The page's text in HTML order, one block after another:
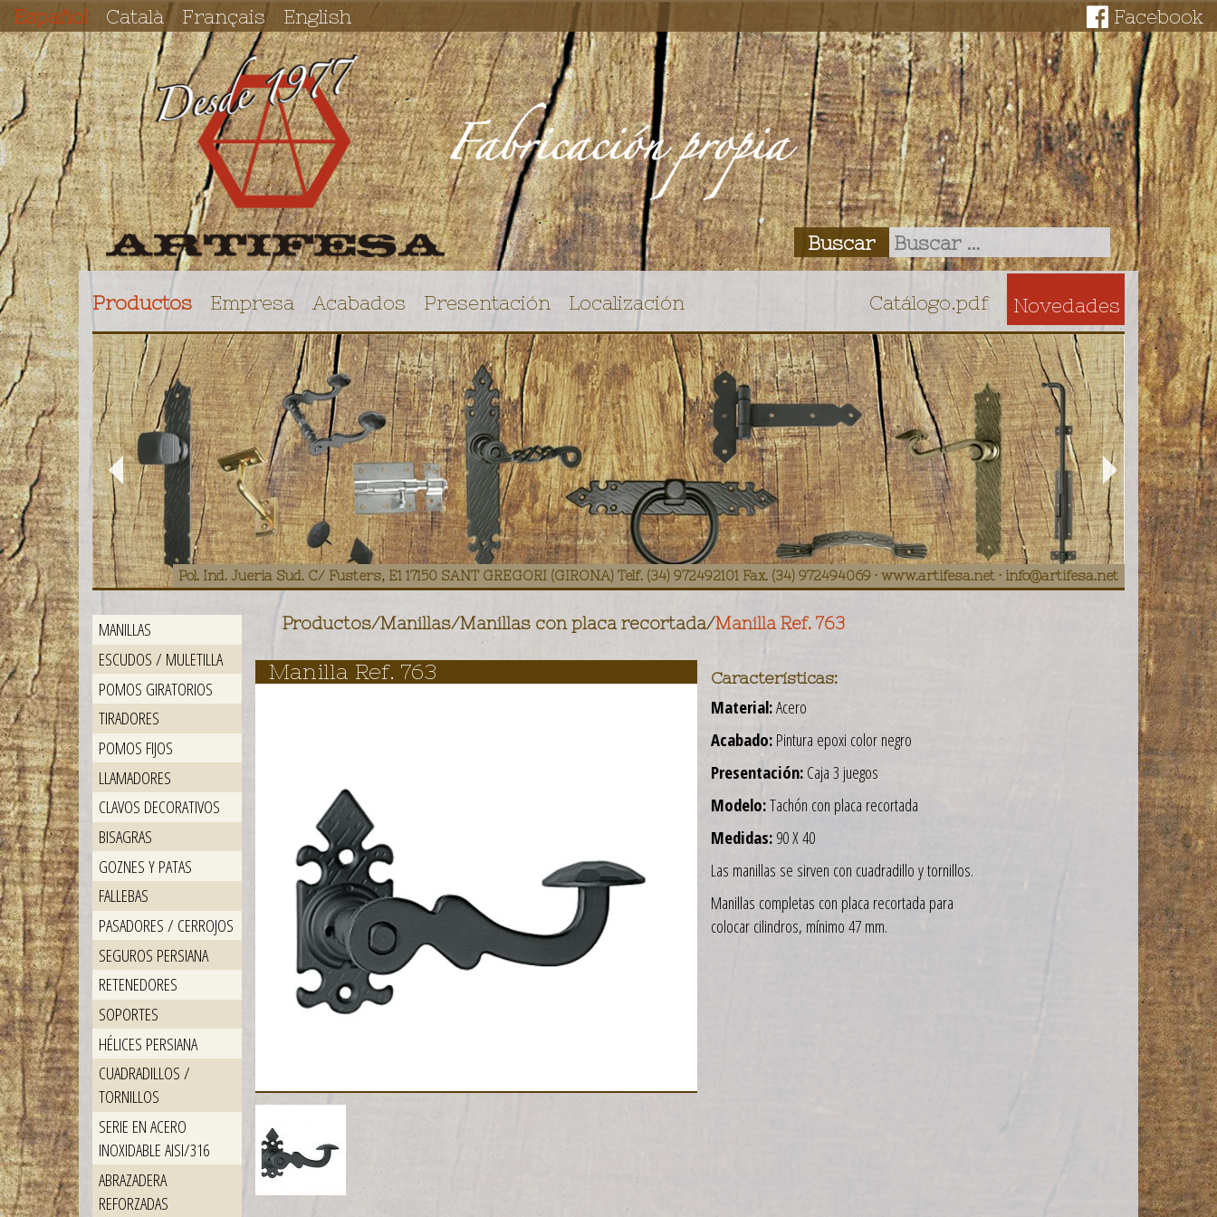
Español Català Français English Facebook
Productos Empresa Acabados Presentación Localización Novedades
Catálogo.pdf
Pol. Ind. Jueria Sud. C/ Fusters, E1 17150 SANT GREGORI (GIRONA) Telf. (34) 972492101 Fax. (34) 972494069 · www.artifesa.net · info@artifesa.net
MANILLAS
ESCUDOS / MULETILLA
POMOS GIRATORIOS
TIRADORES
POMOS FIJOS
LLAMADORES
CLAVOS DECORATIVOS
BISAGRAS
GOZNES Y PATAS
FALLEBAS
PASADORES / CERROJOS
SEGUROS PERSIANA
RETENEDORES
SOPORTES
HÉLICES PERSIANA
CUADRADILLOS /
TORNILLOS
SERIE EN ACERO
INOXIDABLE AISI/316
ABRAZADERA
REFORZADAS
Productos/Manillas/Manillas con placa recortada/Manilla Ref. 763
Manilla Ref. 763 Características:
Material:Acero
Acabado:Pintura epoxi color negro
Presentación:Caja 3 juegos
Modelo:Tachón con placa recortada
Medidas:90 X 40
Las manillas se sirven con cuadradillo y tornillos.
Manillas completas con placa recortada para
colocar cilindros, mínimo 47 mm.